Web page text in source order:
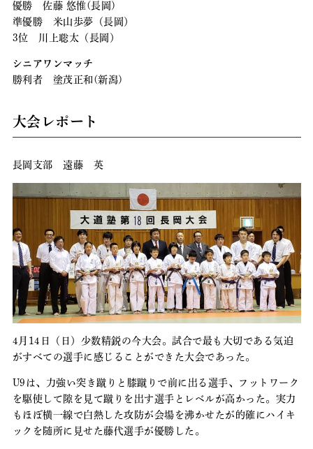
優勝 佐藤 悠惟(長岡)
準優勝 米山歩夢（長岡）
3位 川上聡太（長岡）
シニアワンマッチ
勝利者 塗茂正和(新潟)
大会レポート
長岡支部 遠藤 英
4月14日（日）少数精鋭の今大会。試合で最も大切である気迫
がすべての選手に感じることができた大会であった。
U9は、力強い突き蹴りと膝蹴りで前に出る選手、フットワーク
を駆使して隙を見て蹴りを出す選手とレベルが高かった。実力
もほぼ横一線で白熱した攻防が会場を沸かせたが的確にハイキ
ックを随所に見せた藤代選手が優勝した。